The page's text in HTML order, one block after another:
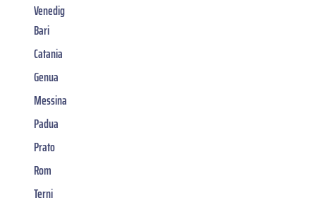
Venedig
Bari
Catania
Genua
Messina
Padua
Prato
Rom
Terni